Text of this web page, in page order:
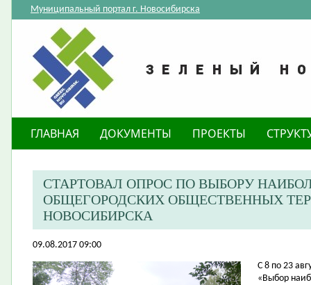
Муниципальный портал г. Новосибирска
ГЛАВНАЯ ДОКУМЕНТЫ ПРОЕКТЫ
СТАРТОВАЛ ОПРОС ПО ВЫБОРУ
ОБЩЕГОРОДСКИХ ОБЩЕСТВЕННЫХ
НОВОСИБИРСКА
09.08.2017 09:00
​С 8 по 23
«Выбор